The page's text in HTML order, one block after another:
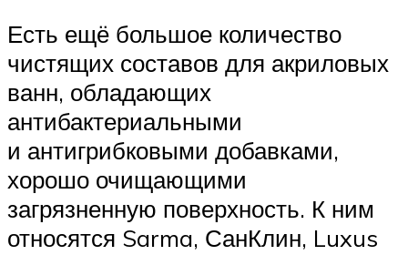
Есть ещё большое количество
чистящих составов для акриловых
ванн, обладающих
антибактериальными
и антигрибковыми добавками,
хорошо очищающими
загрязненную поверхность. К ним
относятся Sarma, СанКлин, Luxus